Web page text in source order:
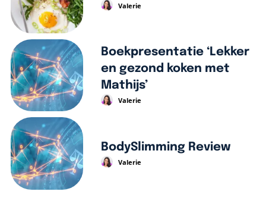
Valerie
Boekpresentatie ‘Lekker
en gezond koken met
Mathijs’
Valerie
BodySlimming Review
Valerie